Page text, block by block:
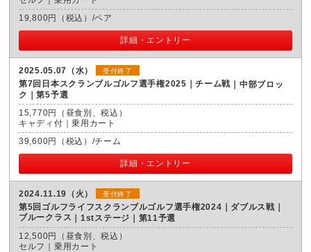
19,800円（税込）/ペア
詳細・エントリー
2025.05.07（水） 受付終了
第7回日本スクランブルゴルフ選手権2025｜チーム戦
中部ブロッ
ク｜第5予選
15,770円（昼食別、税込）
キャディ付｜乗用カート
39,600円（税込）/チーム
詳細・エントリー
2024.11.19（火） 受付終了
第5回ゴルフライフスクランブルゴルフ選手権2024｜ダブルス戦｜
ブルークラス
1stステージ｜第11予選
12,500円（昼食別、税込）
セルフ｜乗用カート